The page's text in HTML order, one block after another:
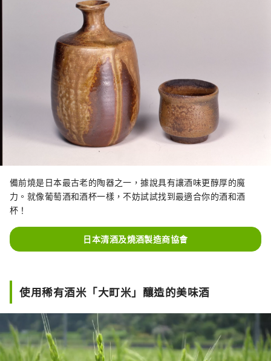
備前燒是日本最古老的陶器之一，據說具有讓酒味更醇厚的魔
力。就像葡萄酒和酒杯一樣，不妨試試找到最適合你的酒和酒
杯！
日本清酒及燒酒製造商協會
使用稀有酒米「大町米」釀造的美味酒